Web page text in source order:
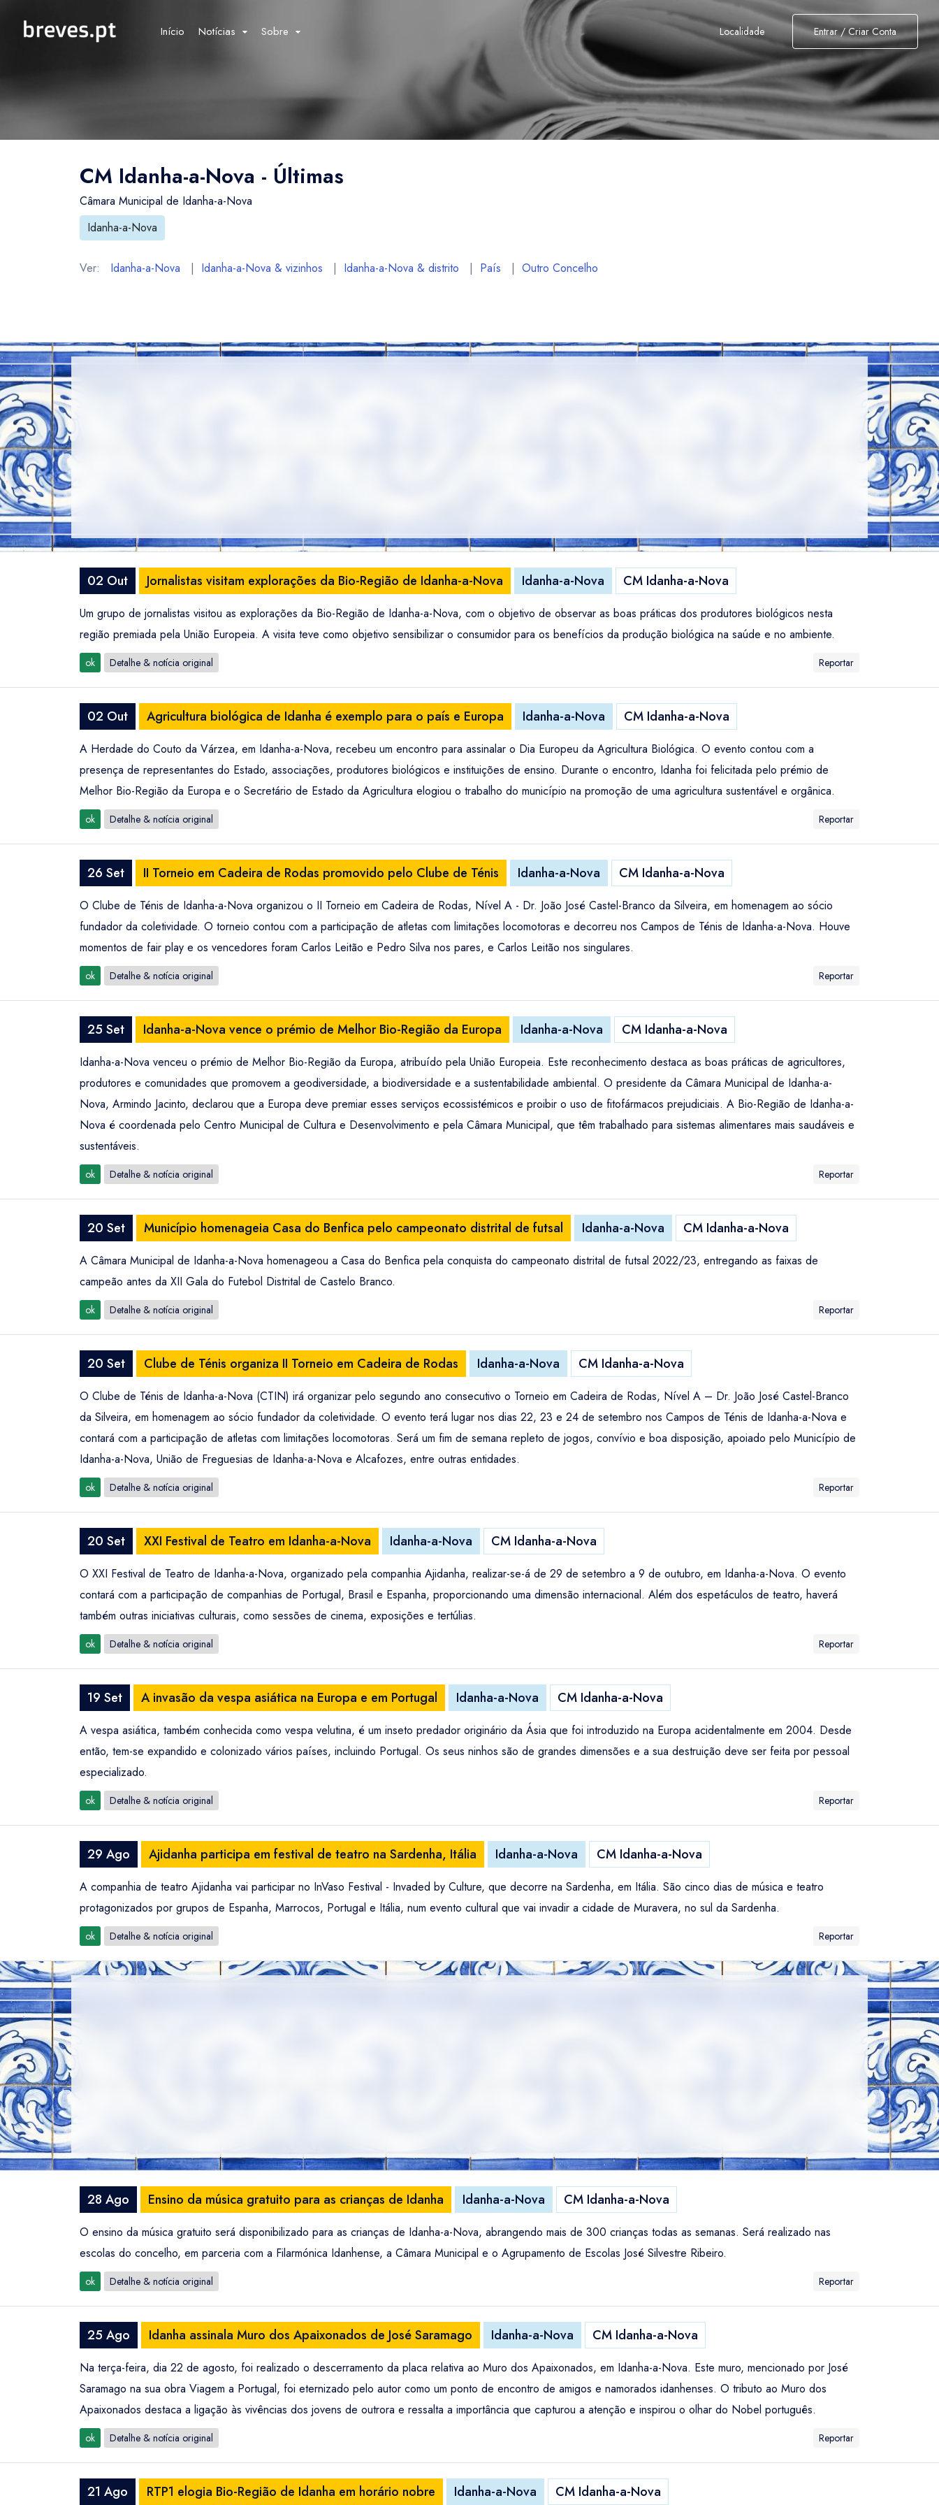
Início Notícias Sobre Localidade Entrar / Criar Conta
CM Idanha-a-Nova - Últimas
Câmara Municipal de Idanha-a-Nova
Idanha-a-Nova
Ver: Idanha-a-Nova | Idanha-a-Nova & vizinhos | Idanha-a-Nova & distrito | País | Outro Concelho
02 Out Jornalistas visitam explorações da Bio-Região de Idanha-a-Nova Idanha-a-Nova CM Idanha-a-Nova
Um grupo de jornalistas visitou as explorações da Bio-Região de Idanha-a-Nova, com o objetivo de observar as boas práticas dos produtores biológicos nesta
região premiada pela União Europeia. A visita teve como objetivo sensibilizar o consumidor para os benefícios da produção biológica na saúde e no ambiente.
ok Detalhe & notícia original Reportar
02 Out Agricultura biológica de Idanha é exemplo para o país e Europa Idanha-a-Nova CM Idanha-a-Nova
A Herdade do Couto da Várzea, em Idanha-a-Nova, recebeu um encontro para assinalar o Dia Europeu da Agricultura Biológica. O evento contou com a
presença de representantes do Estado, associações, produtores biológicos e instituições de ensino. Durante o encontro, Idanha foi felicitada pelo prémio de
Melhor Bio-Região da Europa e o Secretário de Estado da Agricultura elogiou o trabalho do município na promoção de uma agricultura sustentável e orgânica.
ok Detalhe & notícia original Reportar
26 Set II Torneio em Cadeira de Rodas promovido pelo Clube de Ténis Idanha-a-Nova CM Idanha-a-Nova
O Clube de Ténis de Idanha-a-Nova organizou o II Torneio em Cadeira de Rodas, Nível A - Dr. João José Castel-Branco da Silveira, em homenagem ao sócio
fundador da coletividade. O torneio contou com a participação de atletas com limitações locomotoras e decorreu nos Campos de Ténis de Idanha-a-Nova. Houve
momentos de fair play e os vencedores foram Carlos Leitão e Pedro Silva nos pares, e Carlos Leitão nos singulares.
ok Detalhe & notícia original Reportar
25 Set Idanha-a-Nova vence o prémio de Melhor Bio-Região da Europa Idanha-a-Nova CM Idanha-a-Nova
Idanha-a-Nova venceu o prémio de Melhor Bio-Região da Europa, atribuído pela União Europeia. Este reconhecimento destaca as boas práticas de agricultores,
produtores e comunidades que promovem a geodiversidade, a biodiversidade e a sustentabilidade ambiental. O presidente da Câmara Municipal de Idanha-a-
Nova, Armindo Jacinto, declarou que a Europa deve premiar esses serviços ecossistémicos e proibir o uso de fitofármacos prejudiciais. A Bio-Região de Idanha-a-
Nova é coordenada pelo Centro Municipal de Cultura e Desenvolvimento e pela Câmara Municipal, que têm trabalhado para sistemas alimentares mais saudáveis e
sustentáveis.
ok Detalhe & notícia original Reportar
20 Set Município homenageia Casa do Benfica pelo campeonato distrital de futsal Idanha-a-Nova CM Idanha-a-Nova
A Câmara Municipal de Idanha-a-Nova homenageou a Casa do Benfica pela conquista do campeonato distrital de futsal 2022/23, entregando as faixas de
campeão antes da XII Gala do Futebol Distrital de Castelo Branco.
ok Detalhe & notícia original Reportar
20 Set Clube de Ténis organiza II Torneio em Cadeira de Rodas Idanha-a-Nova CM Idanha-a-Nova
O Clube de Ténis de Idanha-a-Nova (CTIN) irá organizar pelo segundo ano consecutivo o Torneio em Cadeira de Rodas, Nível A – Dr. João José Castel-Branco
da Silveira, em homenagem ao sócio fundador da coletividade. O evento terá lugar nos dias 22, 23 e 24 de setembro nos Campos de Ténis de Idanha-a-Nova e
contará com a participação de atletas com limitações locomotoras. Será um fim de semana repleto de jogos, convívio e boa disposição, apoiado pelo Município de
Idanha-a-Nova, União de Freguesias de Idanha-a-Nova e Alcafozes, entre outras entidades.
ok Detalhe & notícia original Reportar
20 Set XXI Festival de Teatro em Idanha-a-Nova Idanha-a-Nova CM Idanha-a-Nova
O XXI Festival de Teatro de Idanha-a-Nova, organizado pela companhia Ajidanha, realizar-se-á de 29 de setembro a 9 de outubro, em Idanha-a-Nova. O evento
contará com a participação de companhias de Portugal, Brasil e Espanha, proporcionando uma dimensão internacional. Além dos espetáculos de teatro, haverá
também outras iniciativas culturais, como sessões de cinema, exposições e tertúlias.
ok Detalhe & notícia original Reportar
19 Set A invasão da vespa asiática na Europa e em Portugal Idanha-a-Nova CM Idanha-a-Nova
A vespa asiática, também conhecida como vespa velutina, é um inseto predador originário da Ásia que foi introduzido na Europa acidentalmente em 2004. Desde
então, tem-se expandido e colonizado vários países, incluindo Portugal. Os seus ninhos são de grandes dimensões e a sua destruição deve ser feita por pessoal
especializado.
ok Detalhe & notícia original Reportar
29 Ago Ajidanha participa em festival de teatro na Sardenha, Itália Idanha-a-Nova CM Idanha-a-Nova
A companhia de teatro Ajidanha vai participar no InVaso Festival - Invaded by Culture, que decorre na Sardenha, em Itália. São cinco dias de música e teatro
protagonizados por grupos de Espanha, Marrocos, Portugal e Itália, num evento cultural que vai invadir a cidade de Muravera, no sul da Sardenha.
ok Detalhe & notícia original Reportar
28 Ago Ensino da música gratuito para as crianças de Idanha Idanha-a-Nova CM Idanha-a-Nova
O ensino da música gratuito será disponibilizado para as crianças de Idanha-a-Nova, abrangendo mais de 300 crianças todas as semanas. Será realizado nas
escolas do concelho, em parceria com a Filarmónica Idanhense, a Câmara Municipal e o Agrupamento de Escolas José Silvestre Ribeiro.
ok Detalhe & notícia original Reportar
25 Ago Idanha assinala Muro dos Apaixonados de José Saramago Idanha-a-Nova CM Idanha-a-Nova
Na terça-feira, dia 22 de agosto, foi realizado o descerramento da placa relativa ao Muro dos Apaixonados, em Idanha-a-Nova. Este muro, mencionado por José
Saramago na sua obra Viagem a Portugal, foi eternizado pelo autor como um ponto de encontro de amigos e namorados idanhenses. O tributo ao Muro dos
Apaixonados destaca a ligação às vivências dos jovens de outrora e ressalta a importância que capturou a atenção e inspirou o olhar do Nobel português.
ok Detalhe & notícia original Reportar
21 Ago RTP1 elogia Bio-Região de Idanha em horário nobre Idanha-a-Nova CM Idanha-a-Nova